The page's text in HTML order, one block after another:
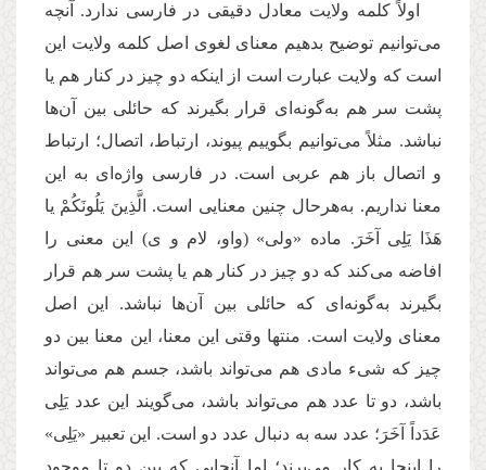
اولاً کلمه ولایت معادل دقیقی در فارسی ندارد. آنچه
می‌توانیم توضیح بدهیم معنای لغوی اصل کلمه ولایت این
است که ولایت عبارت است از اینکه دو چیز در کنار هم یا
پشت سر هم به‌گونه‌ای قرار بگیرند که حائلی بین آن‌ها
نباشد. مثلاً می‌توانیم بگوییم پیوند، ارتباط، اتصال؛ ارتباط
و اتصال باز هم عربی است. در فارسی واژه‌ای به این
معنا نداریم. به‌هرحال چنین معنایی است. الَّذِینَ یَلُونَکُمْ یا
هَذَا یَلِی آخَرَ. ماده «ولی» (واو، لام و ی) این معنی را
افاضه می‌کند که دو چیز در کنار هم یا پشت سر هم قرار
بگیرند به‌گونه‌ای که حائلی بین آن‌ها نباشد. این اصل
معنای ولایت است. منتها وقتی این معنا، این معنا بین دو
چیز که شیء مادی هم می‌تواند باشد، جسم هم می‌تواند
باشد، دو تا عدد هم می‌تواند باشد، می‌گویند این عدد یَلِی
عَدَداً آخَرَ؛ عدد سه به دنبال عدد دو است. این تعبیر «یَلِی»
را اینجا به کار می‌برند؛ اما آنجایی که بین دو تا موجود